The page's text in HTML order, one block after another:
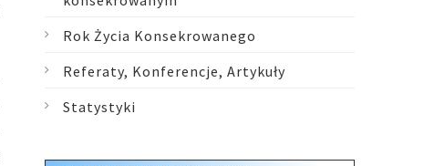
Rok Życia Konsekrowanego
Referaty, Konferencje, Artykuły
Statystyki